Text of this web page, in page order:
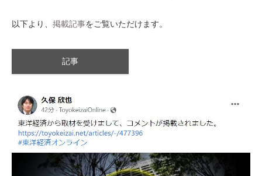
以下より、掲載記事をご覧いただけます。
記事